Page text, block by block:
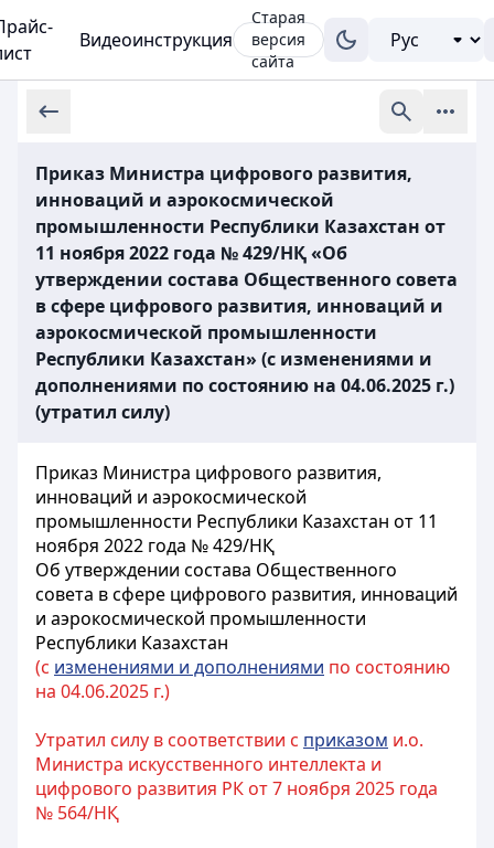
Видеоинструкция
Старая
версия
сайта
Приказ Министра цифрового развития,
инноваций и аэрокосмической
промышленности Республики Казахстан от
11 ноября 2022 года № 429/НҚ «Об
утверждении состава Общественного совета
в сфере цифрового развития, инноваций и
аэрокосмической промышленности
Республики Казахстан» (с изменениями и
дополнениями по состоянию на 04.06.2025 г.)
(утратил силу)
Приказ Министра цифрового развития,
инноваций и аэрокосмической
промышленности Республики Казахстан от 11
ноября 2022 года № 429/НҚ
Об утверждении состава Общественного
совета в сфере цифрового развития, инноваций
и аэрокосмической промышленности
Республики Казахстан
(с изменениями и дополнениями по состоянию
на 04.06.2025 г.)
Утратил силу в соответствии с приказом и.о.
Министра искусственного интеллекта и
цифрового развития РК от 7 ноября 2025 года
№ 564/НҚ